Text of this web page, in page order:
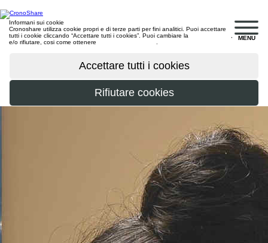
MENU
Informani sui cookie
Cronoshare utilizza cookie propri e di terze parti per fini analitici. Puoi accettare
tutti i cookie cliccando “Accettare tutti i cookies”. Puoi cambiare la
e/o rifiutare, cosi come ottenere